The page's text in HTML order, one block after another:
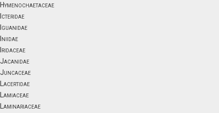
Hymenochaetaceae
Icteridae
Iguanidae
Iniidae
Iridaceae
Jacanidae
Juncaceae
Lacertidae
Lamiaceae
Laminariaceae